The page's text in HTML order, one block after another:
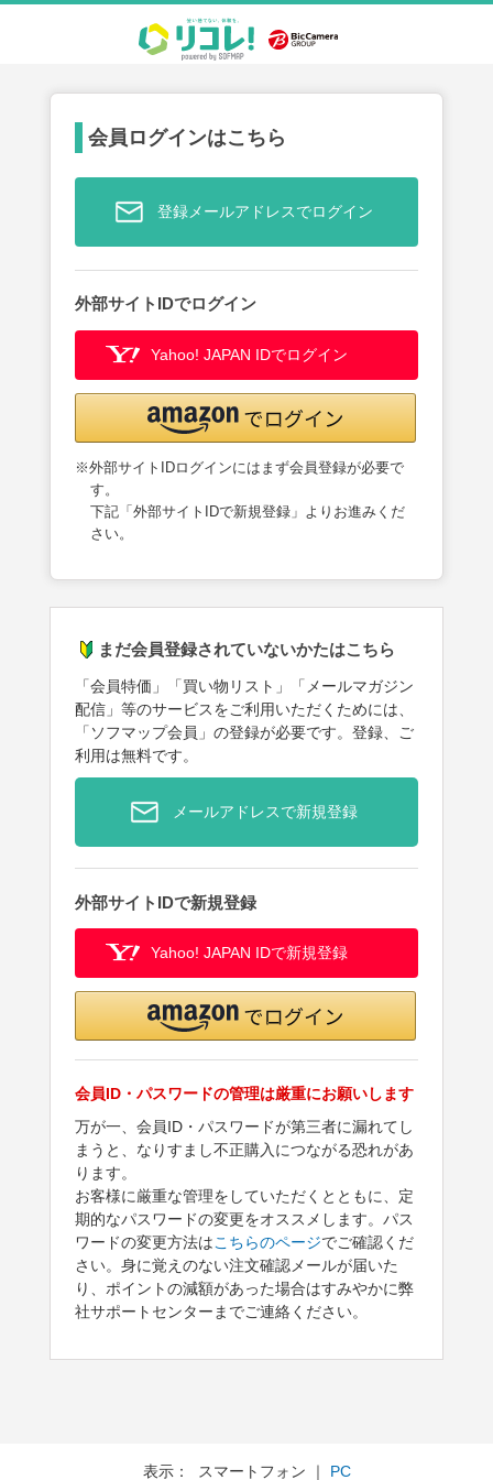
会員ログインはこちら
登録メールアドレスでログイン
外部サイトIDでログイン
Yahoo! JAPAN IDでログイン
※外部サイトIDログインにはまず会員登録が必要で
す。
下記「外部サイトIDで新規登録」よりお進みくだ
さい。
まだ会員登録されていないかたはこちら
「会員特価」「買い物リスト」「メールマガジン
配信」等のサービスをご利用いただくためには、
「ソフマップ会員」の登録が必要です。登録、ご
利用は無料です。
メールアドレスで新規登録
外部サイトIDで新規登録
Yahoo! JAPAN IDで新規登録
会員ID・パスワードの管理は厳重にお願いします
万が一、会員ID・パスワードが第三者に漏れてし
まうと、なりすまし不正購入につながる恐れがあ
ります。
お客様に厳重な管理をしていただくとともに、定
期的なパスワードの変更をオススメします。パス
ワードの変更方法はこちらのページでご確認くだ
さい。身に覚えのない注文確認メールが届いた
り、ポイントの減額があった場合はすみやかに弊
社サポートセンターまでご連絡ください。
表示： スマートフォン ｜ PC